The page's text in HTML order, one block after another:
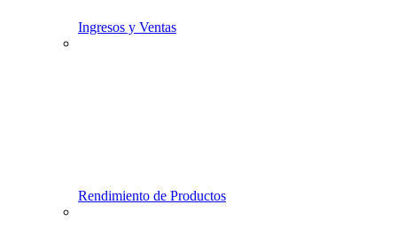
Ingresos y Ventas
Rendimiento de Productos